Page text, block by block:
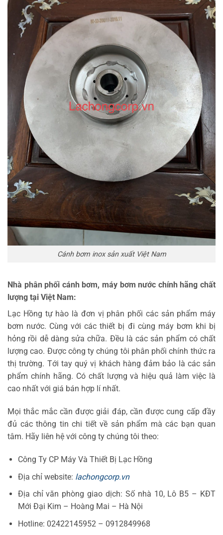
Cánh bơm inox sản xuất Việt Nam
Nhà phân phối cánh bơm, máy bơm nước chính hãng chất
lượng tại Việt Nam:
Lạc Hồng tự hào là đơn vị phân phối các sản phẩm máy
bơm nước. Cùng với các thiết bị đi cùng máy bơm khi bị
hỏng rồi dễ dàng sửa chữa. Đều là các sản phẩm có chất
lượng cao. Được công ty chúng tôi phân phối chính thức ra
thị trường. Tới tay quý vị khách hàng đảm bảo là các sản
phẩm chính hãng. Có chất lượng và hiệu quả làm việc là
cao nhất với giá bán hợp lí nhất.
Mọi thắc mắc cần được giải đáp, cần được cung cấp đầy
đủ các thông tin chi tiết về sản phẩm mà các bạn quan
tâm. Hãy liên hệ với công ty chúng tôi theo:
Công Ty CP Máy Và Thiết Bị Lạc Hồng
Địa chỉ website: lachongcorp.vn
Địa chỉ văn phòng giao dịch: Số nhà 10, Lô B5 – KĐT
Mới Đại Kim – Hoàng Mai – Hà Nội
Hotline: 02422145952 – 0912849968